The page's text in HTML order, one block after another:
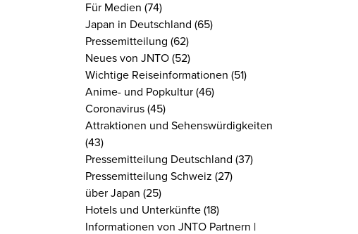
Für Medien (74)
Japan in Deutschland (65)
Pressemitteilung (62)
Neues von JNTO (52)
Wichtige Reiseinformationen (51)
Anime- und Popkultur (46)
Coronavirus (45)
Attraktionen und Sehenswürdigkeiten
(43)
Pressemitteilung Deutschland (37)
Pressemitteilung Schweiz (27)
über Japan (25)
Hotels und Unterkünfte (18)
Informationen von JNTO Partnern |